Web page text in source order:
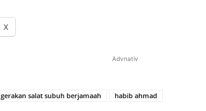
X
Advnativ
gerakan salat subuh berjamaah habib ahmad